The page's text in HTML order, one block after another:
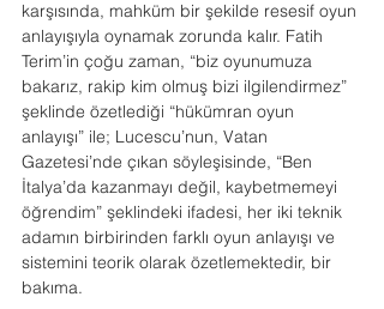
karşısında, mahküm bir şekilde resesif oyun
anlayışıyla oynamak zorunda kalır. Fatih
Terim’in çoğu zaman, “biz oyunumuza
bakarız, rakip kim olmuş bizi ilgilendirmez”
şeklinde özetlediği “hükümran oyun
anlayışı” ile; Lucescu’nun, Vatan
Gazetesi’nde çıkan söyleşisinde, “Ben
İtalya’da kazanmayı değil, kaybetmemeyi
öğrendim” şeklindeki ifadesi, her iki teknik
adamın birbirinden farklı oyun anlayışı ve
sistemini teorik olarak özetlemektedir, bir
bakıma.